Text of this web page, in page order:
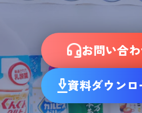
お問い合
資料ダウンロ